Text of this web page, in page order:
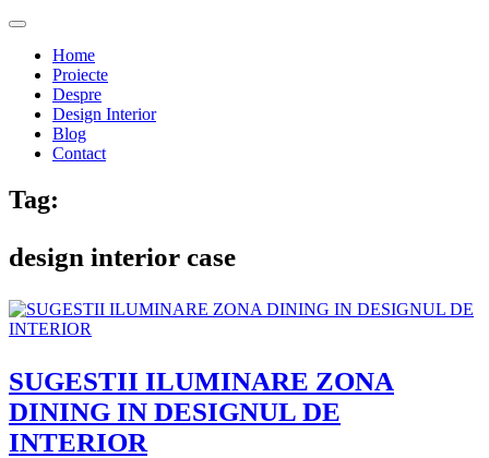
Home
Proiecte
Despre
Design Interior
Blog
Contact
Tag:
design interior case
SUGESTII ILUMINARE ZONA
DINING IN DESIGNUL DE
INTERIOR